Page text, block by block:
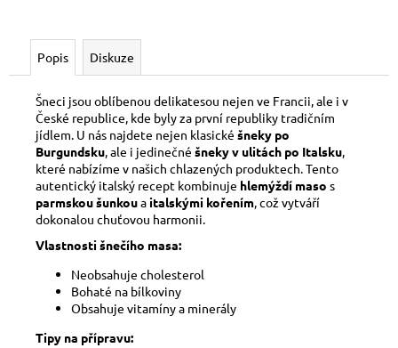
Popis Diskuze
Šneci jsou oblíbenou delikatesou nejen ve Francii, ale i v
České republice, kde byly za první republiky tradičním
jídlem. U nás najdete nejen klasické šneky po
Burgundsku , ale i jedinečné šneky v ulitách po Italsku
které nabízíme v našich chlazených produktech. Tento
autentický italský recept kombinuje hlemýždí maso s
parmskou šunkoua italskými kořením , což vytváří
dokonalou chuťovou harmonii.
Vlastnosti šnečího masa:
Neobsahuje cholesterol
Bohaté na bílkoviny
Obsahuje vitamíny a minerály
Tipy na přípravu: